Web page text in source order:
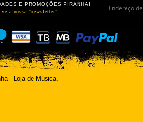
E PROMOÇÕES PIRANHA!
a nossa "newsletter".
- Loja de Música.